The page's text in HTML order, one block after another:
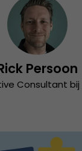
Persoon
Consultant bij